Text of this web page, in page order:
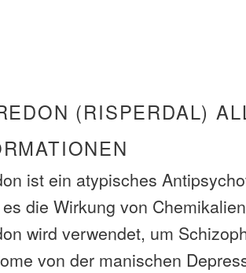
(RISPERDAL)
ist ein atypisches
die Wirkung von
wird verwendet, um
von der manischen